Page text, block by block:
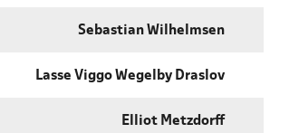
Sebastian Wilhelmsen
Lasse Viggo Wegelby Draslov
Elliot Metzdorff